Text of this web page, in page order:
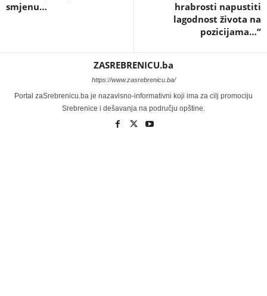
smjenu…
hrabrosti napustiti
lagodnost života na
pozicijama…“
ZASREBRENICU.ba
https://www.zasrebrenicu.ba/
Portal zaSrebrenicu.ba je nazavisno-informativni koji ima za cilj promociju
Srebrenice i dešavanja na području opštine.